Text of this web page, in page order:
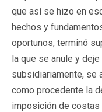
que así se hizo en
hechos y
oportunos, terminó
la que se anule y
subsidiariamente, se
como procedente la
imposición de costas